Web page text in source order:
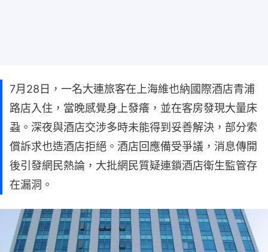
7月28日，一名大連旅客在上海維也納國際酒店青浦
路店入住，當晚感覺身上發癢，並在客房發現大量床
蝨。深夜與酒店交涉多時未能得到妥善解決，部分索
償訴求也造酒店拒絕。酒店回應備受爭議，消息傳開
後引發網民熱論，大批網民質疑連鎖酒店衛生監管存
在漏洞。